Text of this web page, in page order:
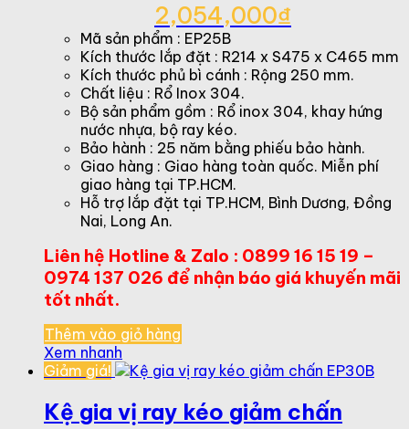
3,160,000₫.
2,054,000₫
Giá
hiện
2,054,000₫.
Mã sản phẩm : EP25B
Kích thước lắp đặt : R214 x S475 x C465 mm
Kích thước phủ bì cánh : Rộng 250 mm.
Chất liệu : Rổ Inox 304.
Bộ sản phẩm gồm : Rổ inox 304, khay hứng
nước nhựa, bộ ray kéo.
Bảo hành : 25 năm bằng phiếu bảo hành.
Giao hàng : Giao hàng toàn quốc. Miễn phí
giao hàng tại TP.HCM.
Hỗ trợ lắp đặt tại TP.HCM, Bình Dương, Đồng
Nai, Long An.
Liên hệ Hotline & Zalo : 0899 16 15 19 –
0974 137 026 để nhận báo giá khuyến mãi
tốt nhất.
Thêm vào giỏ hàng
Xem nhanh
Giảm giá!
Kệ gia vị ray kéo giảm chấn